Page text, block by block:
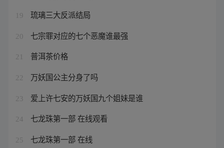
19 琉璃三大反派结局
20 七宗罪对应的七个恶魔谁最强
21 普洱茶价格
22 万妖国公主分身了吗
23 爱上许七安的万妖国九个姐妹是谁
24 七龙珠第一部 在线观看
25 七龙珠第一部 在线